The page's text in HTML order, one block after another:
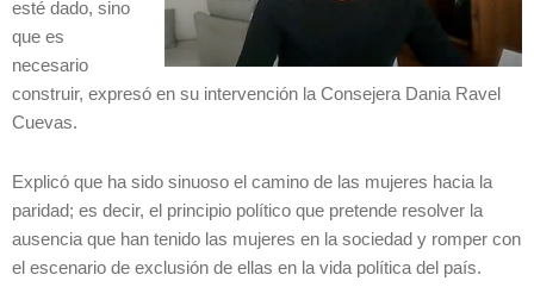
esté dado, sino
que es
necesario
construir, expresó en su intervención la Consejera Dania Ravel
Cuevas.
Explicó que ha sido sinuoso el camino de las mujeres hacia la
paridad; es decir, el principio político que pretende resolver la
ausencia que han tenido las mujeres en la sociedad y romper con
el escenario de exclusión de ellas en la vida política del país.